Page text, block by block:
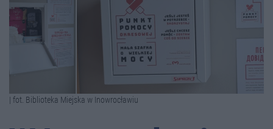
| fot. Biblioteka Miejska w Inowrocławiu